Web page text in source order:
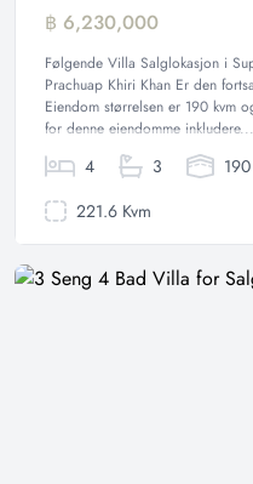
฿ 6,230,000
Følgende Villa Salglokasjon i
Prachuap Khiri Khan Er den
Eiendom størrelsen er 190 kvm
for denne eiendomme inkludere...
4 3
221.6 Kvm